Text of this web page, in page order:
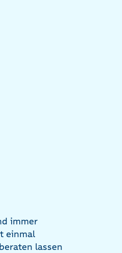
immer
einmal
lassen